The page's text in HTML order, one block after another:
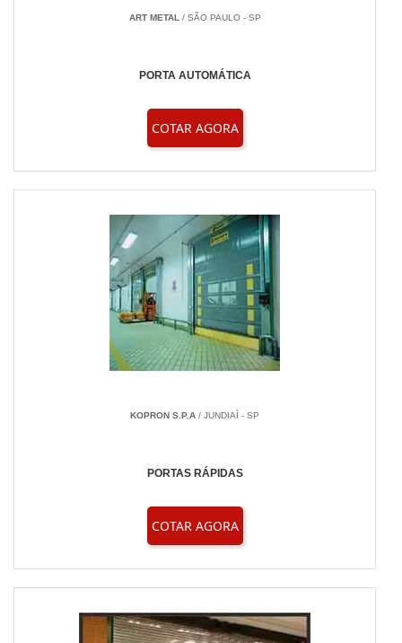
ART METAL / SÃO PAULO - SP
PORTA AUTOMÁTICA
COTAR AGORA
KOPRON S.P.A / JUNDIAÌ - SP
PORTAS RÁPIDAS
COTAR AGORA